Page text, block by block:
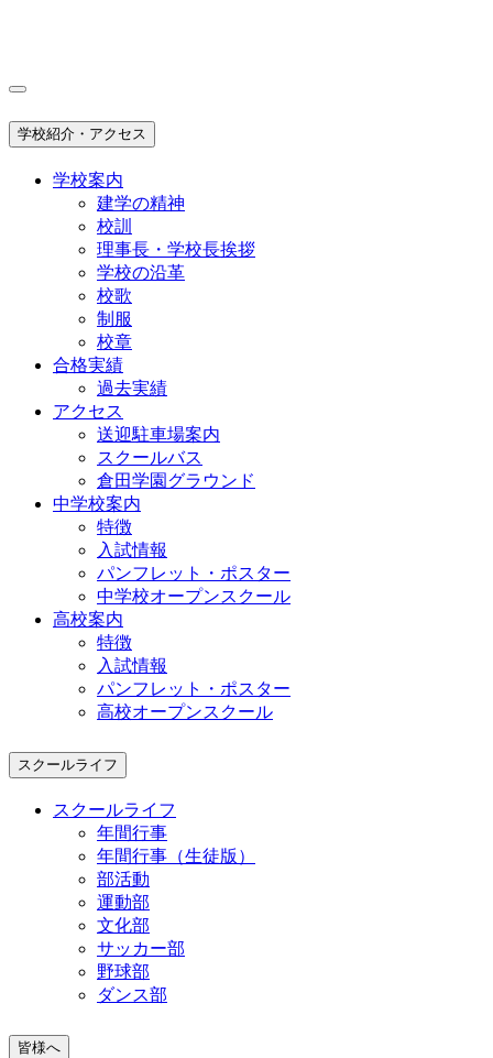
学校紹介・アクセス
学校案内
建学の精神
校訓
理事長・学校長挨拶
学校の沿革
校歌
制服
校章
合格実績
過去実績
アクセス
送迎駐車場案内
スクールバス
倉田学園グラウンド
中学校案内
特徴
入試情報
パンフレット・ポスター
中学校オープンスクール
高校案内
特徴
入試情報
パンフレット・ポスター
高校オープンスクール
スクールライフ
スクールライフ
年間行事
年間行事（生徒版）
部活動
運動部
文化部
サッカー部
野球部
ダンス部
皆様へ